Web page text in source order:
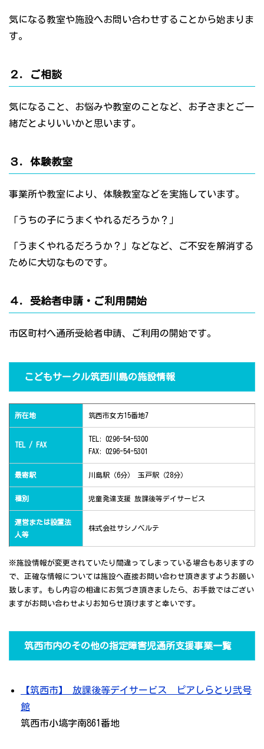
気になる教室や施設へお問い合わせすることから始まりま
す。
２．ご相談
気になること、お悩みや教室のことなど、お子さまとご一
緒だとよりいいかと思います。
３．体験教室
事業所や教室により、体験教室などを実施しています。
「うちの子にうまくやれるだろうか？」
「うまくやれるだろうか？」などなど、ご不安を解消する
ために大切なものです。
４．受給者申請・ご利用開始
市区町村へ通所受給者申請、ご利用の開始です。
こどもサークル筑西川島の施設情報
所在地 筑西市女方15番地7
TEL / FAX
TEL: 0296-54-5300
FAX: 0296-54-5301
最寄駅 川島駅（6分） 玉戸駅（28分）
種別 児童発達支援 放課後等デイサービス
運営または設置法
人等
株式会社サシノベルテ
※施設情報が変更されていたり間違ってしまっている場合もありますの
で、正確な情報については施設へ直接お問い合わせ頂きますようお願い
致します。もし内容の相違にお気づき頂きましたら、お手数ではござい
ますがお問い合わせよりお知らせ頂けますと幸いです。
筑西市内のその他の指定障害児通所支援事業一覧
【筑西市】 放課後等デイサービス ピアしらとり弐号
館
筑西市小塙字南861番地